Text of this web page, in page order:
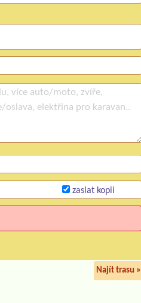
zaslat kopii
Najít trasu »